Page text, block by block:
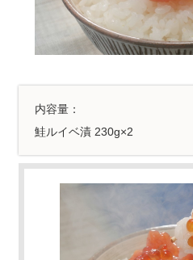
内容量：
鮭ルイベ漬 230g×2